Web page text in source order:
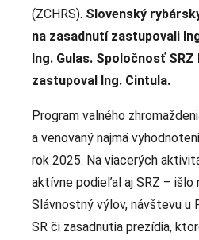
(ZCHRS). Slovenský
na zasadnutí zastupovali
Ing. Gulas. Spoločnosť SRZ
zastupoval Ing. Cintula.
Program valného
a venovaný najmä
rok 2025. Na viacerých
aktívne podieľal aj SRZ – išlo
Slávnostný výlov, návštevu u
SR či zasadnutia prezídia,